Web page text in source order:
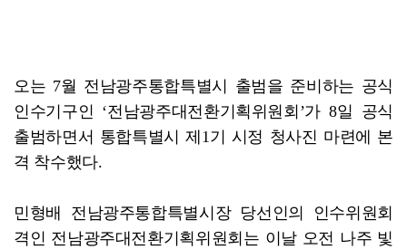
오는 7월 전남광주통합특별시 출범을 준비하는 공식
인수기구인 ‘전남광주대전환기획위원회’가 8일 공식
출범하면서 통합특별시 제1기 시정 청사진 마련에 본
격 착수했다.
민형배 전남광주통합특별시장 당선인의 인수위원회
격인 전남광주대전환기획위원회는 이날 오전 나주 빛